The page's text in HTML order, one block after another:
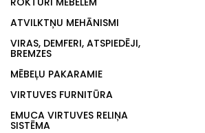
ATVILKTŅU MEHĀNISMI
VIRAS, DEMFERI, ATSPIEDĒJI,
BREMZES
MĒBEĻU PAKARAMIE
VIRTUVES FURNITŪRA
EMUCA VIRTUVES RELIŅA
SISTĒMA